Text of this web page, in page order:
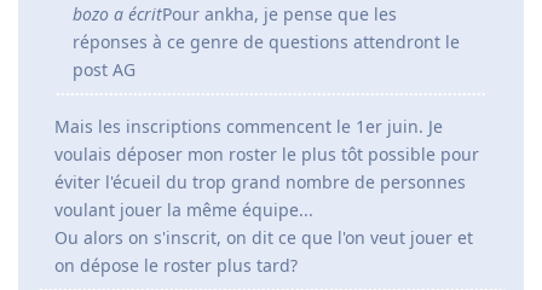
bozo a écritPour ankha, je pense que les
réponses à ce genre de questions attendront le
post AG
Mais les inscriptions commencent le 1er juin. Je
voulais déposer mon roster le plus tôt possible pour
éviter l'écueil du trop grand nombre de personnes
voulant jouer la même équipe...
Ou alors on s'inscrit, on dit ce que l'on veut jouer et
on dépose le roster plus tard?